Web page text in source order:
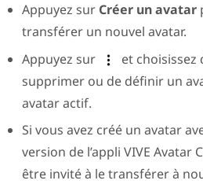
Appuyez sur Créer un avatar
transférer un nouvel avatar.
Appuyez sur
et choisissez
supprimer ou de définir un
avatar actif.
Si vous avez créé un avatar
version de l’appli VIVE Avatar
être invité à le transférer à